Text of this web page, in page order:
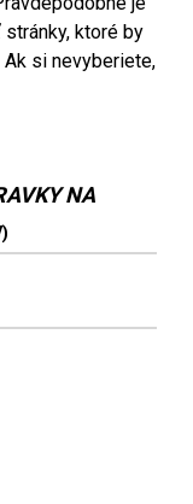
ktoré by
si nevyberiete,
NA